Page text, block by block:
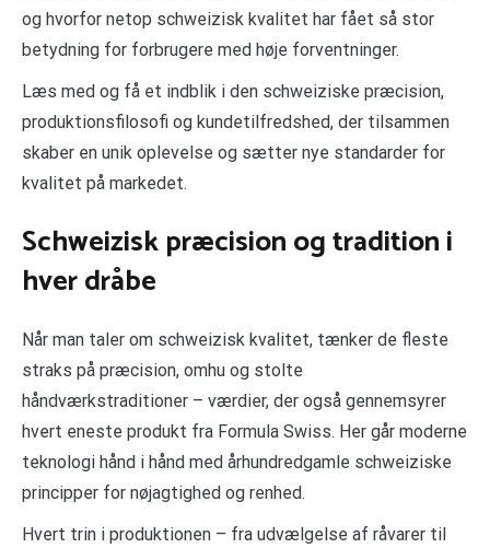
og hvorfor netop schweizisk kvalitet har fået så stor
betydning for forbrugere med høje forventninger.
Læs med og få et indblik i den schweiziske præcision,
produktionsfilosofi og kundetilfredshed, der tilsammen
skaber en unik oplevelse og sætter nye standarder for
kvalitet på markedet.
Schweizisk præcision og tradition i
hver dråbe
Når man taler om schweizisk kvalitet, tænker de fleste
straks på præcision, omhu og stolte
håndværkstraditioner – værdier, der også gennemsyrer
hvert eneste produkt fra Formula Swiss. Her går moderne
teknologi hånd i hånd med århundredgamle schweiziske
principper for nøjagtighed og renhed.
Hvert trin i produktionen – fra udvælgelse af råvarer til